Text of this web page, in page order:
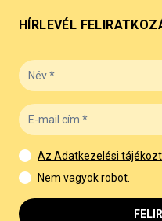
HÍRLEVÉL
Az Adatkezelési
Nem vagyok robot.